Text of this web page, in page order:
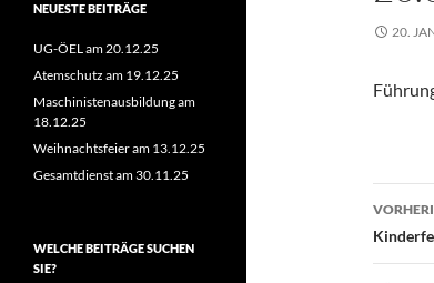
20.
NEUESTE BEITRÄGE
UG-ÖEL am 20.12.25
Atemschutz am 19.12.25
Maschinistenausbildung am
18.12.25
Weihnachtsfeier am 13.12.25
Gesamtdienst am 30.11.25
WELCHE BEITRÄGE SUCHEN
SIE?